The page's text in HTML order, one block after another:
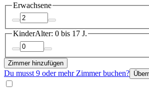
Erwachsene
KinderAlter: 0 bis 17 J.
Zimmer hinzufügen
Du musst 9 oder mehr Zimmer buchen?